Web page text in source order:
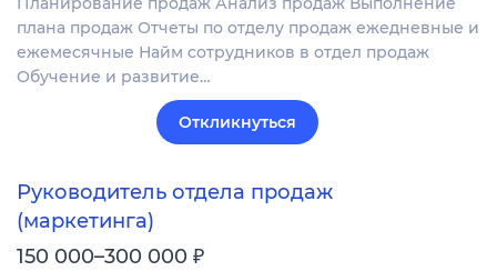
плана продаж Отчеты по отделу продаж ежедневные и
ежемесячные Найм сотрудников в отдел продаж
Обучение и развитие…
Откликнуться
Руководитель отдела продаж
(маркетинга)
150 000–300 000 ₽